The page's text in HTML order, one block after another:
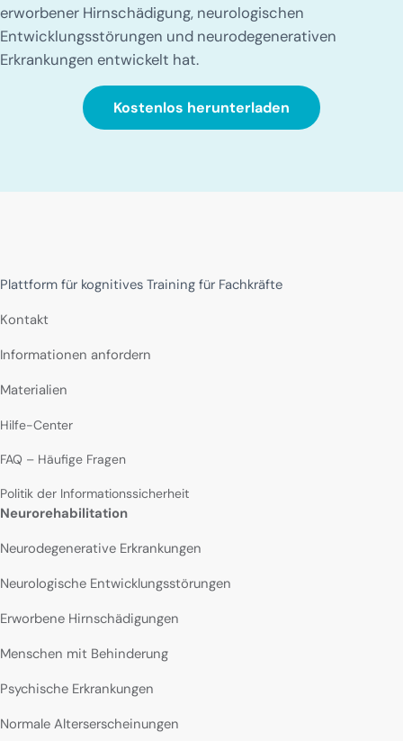
erworbener Hirnschädigung, neurologischen
Entwicklungsstörungen und neurodegenerativen
Erkrankungen entwickelt hat.
Kostenlos herunterladen
Plattform für kognitives Training für Fachkräfte
Kontakt
Informationen anfordern
Materialien
Hilfe-Center
FAQ – Häufige Fragen
Politik der Informationssicherheit
Neurorehabilitation
Neurodegenerative Erkrankungen
Neurologische Entwicklungsstörungen
Erworbene Hirnschädigungen
Menschen mit Behinderung
Psychische Erkrankungen
Normale Alterserscheinungen